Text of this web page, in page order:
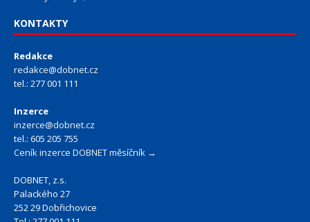
KONTAKTY
Redakce
redakce@dobnet.cz
tel.: 277 001 111
Inzerce
inzerce@dobnet.cz
tel.: 605 205 755
Ceník inzerce DOBNET měsíčník →
DOBNET, z.s.
Palackého 27
252 29 Dobřichovice